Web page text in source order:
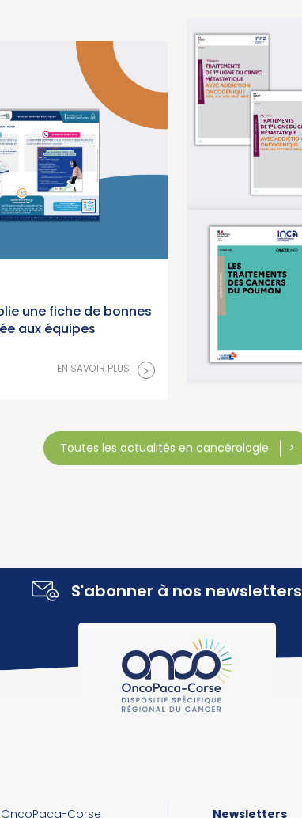
une fiche de bonnes
aux équipes
EN SAVOIR PLUS >
d’activité 2025 « Une
pour la lutte contre les
National du Cancer)
EN SAVOIR PLUS
des cancers en
Toutes les actualités en cancérologie
S'abonner à nos newsletters
OncoPaca-Corse Newsletters